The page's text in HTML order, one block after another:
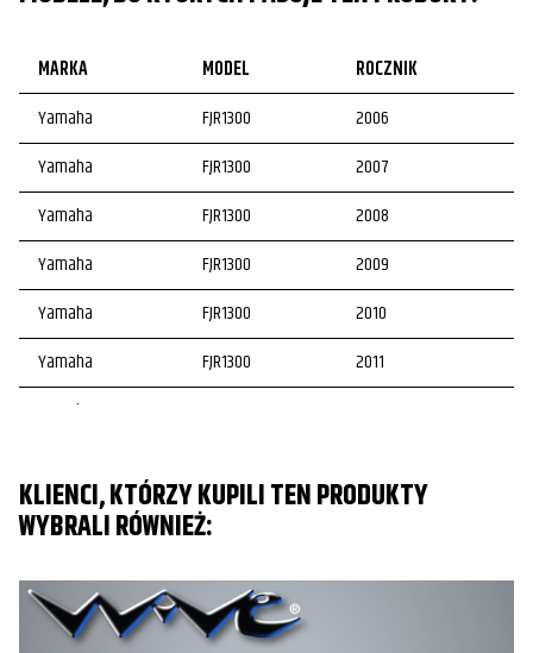
MARKA MODEL
ROCZNIK
Yamaha
FJR1300
2006
Yamaha
FJR1300
2007
Yamaha
FJR1300
2008
Yamaha
FJR1300
2009
Yamaha
FJR1300
2010
Yamaha
FJR1300
2011
Yamaha
KLIENCI, KTÓRZY KUPILI TEN PRODUKTY
WYBRALI RÓWNIEŻ: